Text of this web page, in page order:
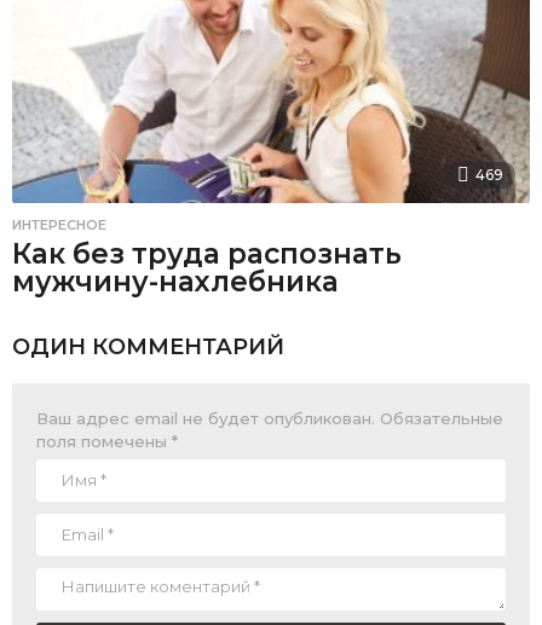
469
ИНТЕРЕСНОЕ
Как без труда распознать
мужчину-нахлебника
ОДИН КОММЕНТАРИЙ
Ваш адрес email не будет опубликован. Обязательные
поля помечены *